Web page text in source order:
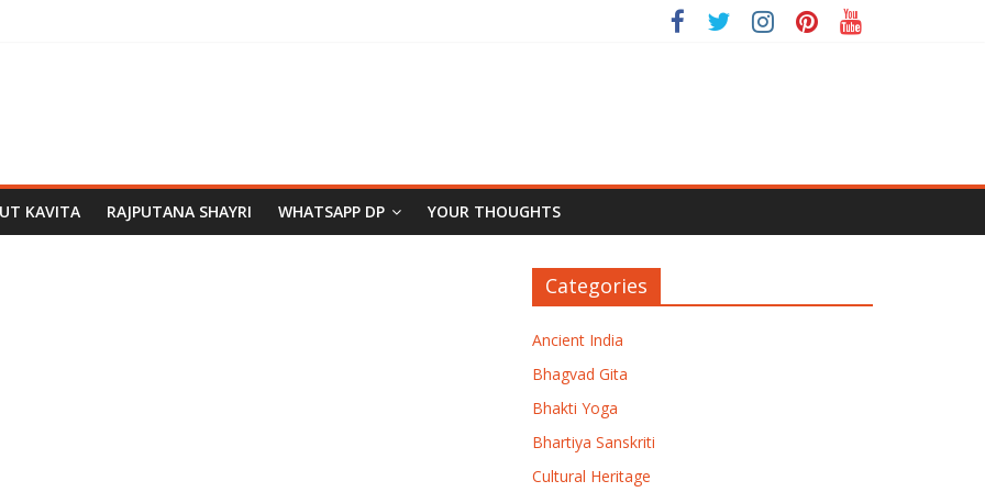
KAVITA RAJPUTANA SHAYRI WHATSAPP DP YOUR THOUGHTS
Categories
Ancient India
Bhagvad Gita
Bhakti Yoga
Bhartiya Sanskriti
Cultural Heritage